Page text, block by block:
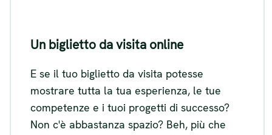
Un biglietto da visita online
E se il tuo biglietto da visita potesse
mostrare tutta la tua esperienza, le tue
competenze e i tuoi progetti di successo?
Non c'è abbastanza spazio? Beh, più che